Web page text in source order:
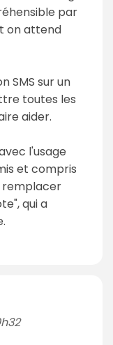
par
on attend
SMS sur un
toutes les
aider.
l'usage
et compris
remplacer
qui a